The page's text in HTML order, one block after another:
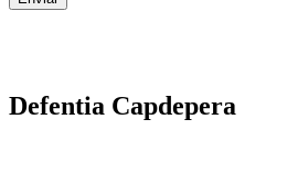
Defentia Capdepera